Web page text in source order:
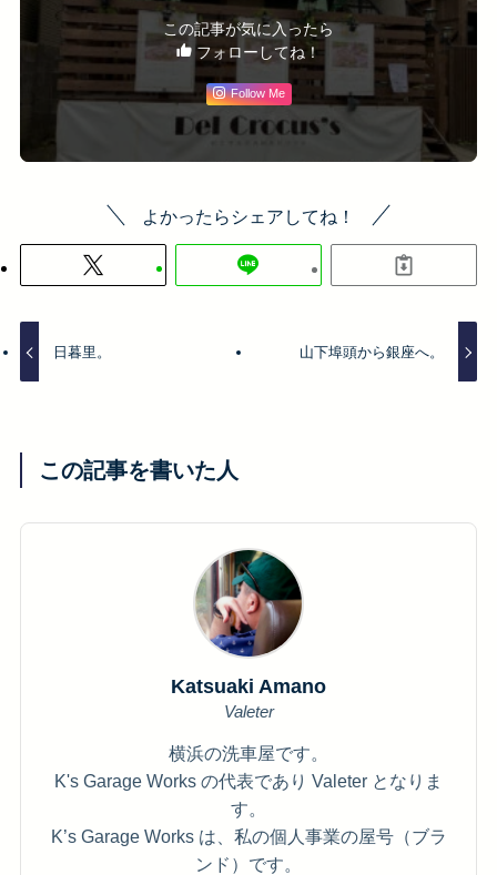
この記事が気に入ったら
フォローしてね！
Follow Me
よかったらシェアしてね！
日暮里。 山下埠頭から銀座へ。
この記事を書いた人
Katsuaki Amano
Valeter
横浜の洗車屋です。
K's Garage Works の代表であり Valeter となりま
す。
K’s Garage Works は、私の個人事業の屋号（ブラ
ンド）です。